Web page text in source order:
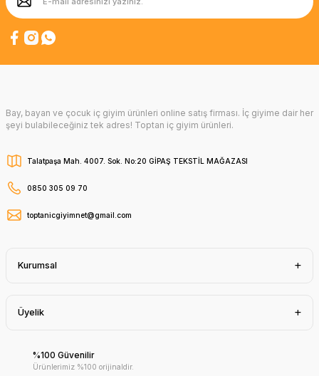
Bay, bayan ve çocuk iç giyim ürünleri online satış firması. İç giyime dair her
şeyi bulabileceğiniz tek adres! Toptan iç giyim ürünleri.
Talatpaşa Mah. 4007. Sok. No:20 GİPAŞ TEKSTİL MAĞAZASI
0850 305 09 70
toptanicgiyimnet@gmail.com
Kurumsal
Üyelik
%100 Güvenilir
Ürünlerimiz %100 orijinaldir.